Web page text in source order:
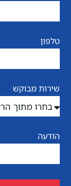
טלפון
שירות מבוקש
הודעה